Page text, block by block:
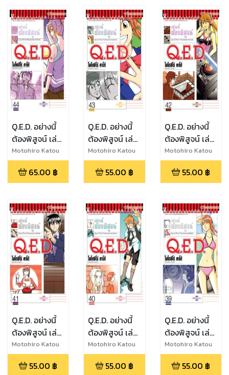
Q.E.D. อย่างนี้
ต้องพิสูจน์ เล่ม
44
Motohiro Katou
65.00 ฿
Q.E.D. อย่างนี้
ต้องพิสูจน์ เล่ม
43
Motohiro Katou
55.00 ฿
Q.E.D. อย่างนี้
ต้องพิสูจน์ เล่ม
42
Motohiro Katou
55.00 ฿
Q.E.D. อย่างนี้
ต้องพิสูจน์ เล่ม
41
Motohiro Katou
55.00 ฿
Q.E.D. อย่างนี้
ต้องพิสูจน์ เล่ม
40
Motohiro Katou
55.00 ฿
Q.E.D. อย่างนี้
ต้องพิสูจน์ เล่ม
39
Motohiro Katou
55.00 ฿